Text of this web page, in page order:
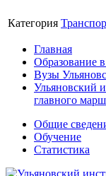
Категория
Главная
Образование
Вузы
Ульяновский
главного
Общие
Обучение
Статистика